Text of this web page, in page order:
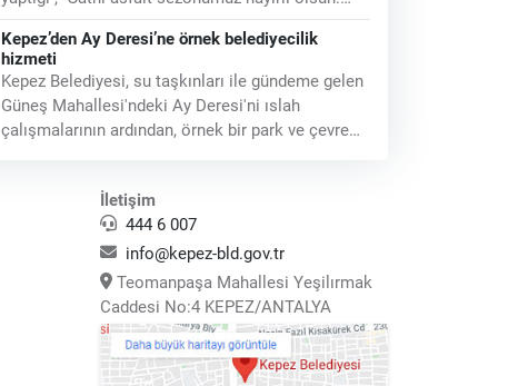
Bütün arkadaşlarıma selamlar.
Kepez’den Ay Deresi’ne örnek belediyecilik
hizmeti
Kepez Belediyesi, su taşkınları ile gündeme gelen
Güneş Mahallesi'ndeki Ay Deresi'ni ıslah
çalışmalarının ardından, örnek bir park ve çevre
İletişim
444 6 007
info@kepez-bld.gov.tr
Teomanpaşa Mahallesi Yeşilırmak
Caddesi No:4 KEPEZ/ANTALYA